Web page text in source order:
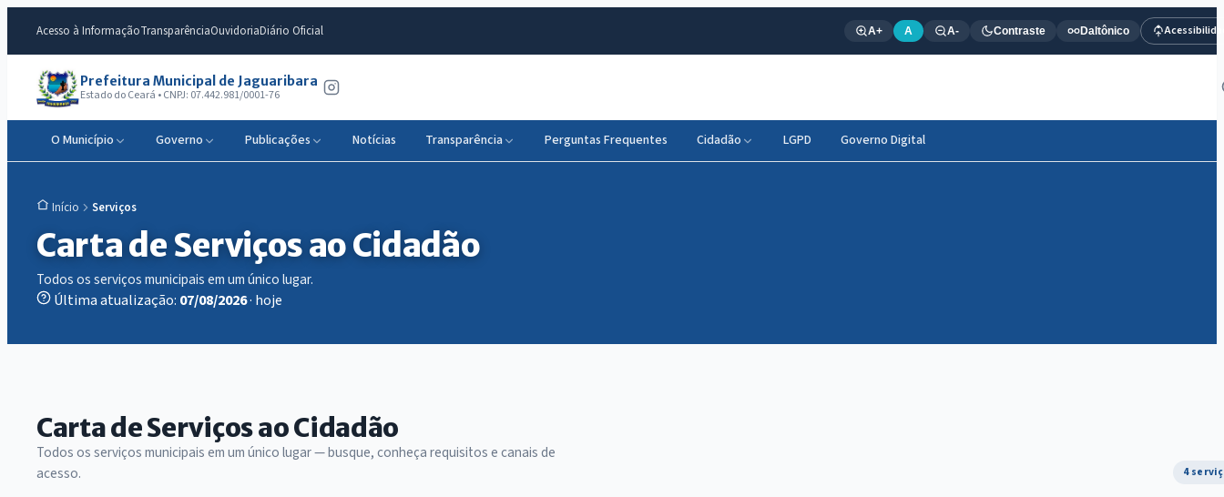
Acesso à InformaçãoTransparênciaOuvidoriaDiário Oficial A+ A A- Contraste Daltônico
Prefeitura Municipal de Jaguaribara
Estado do Ceará • CNPJ: 07.442.981/0001-76
O Município Governo Publicações Notícias Transparência Perguntas Frequentes Cidadão LGPD Governo Digital
Início Serviços
Carta de Serviços ao Cidadão
Todos os serviços municipais em um único lugar.
Última atualização: 07/08/2026· hoje
Carta de Serviços ao Cidadão
Todos os serviços municipais em um único lugar — busque, conheça requisitos e canais de
acesso.
4